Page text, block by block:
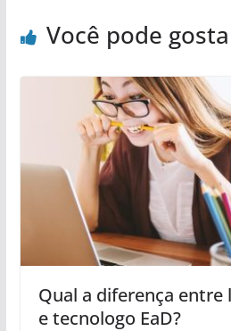
Você pode
Qual a diferença entre
e tecnologo EaD?